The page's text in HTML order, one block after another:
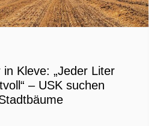
Kleve: „Jeder Liter
– USK suchen